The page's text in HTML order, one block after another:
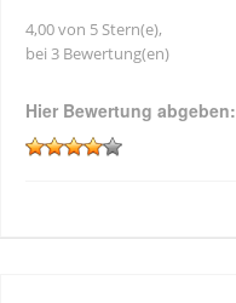
4,00 von 5 Stern(e),
bei 3 Bewertung(en)
Hier Bewertung abgeben: